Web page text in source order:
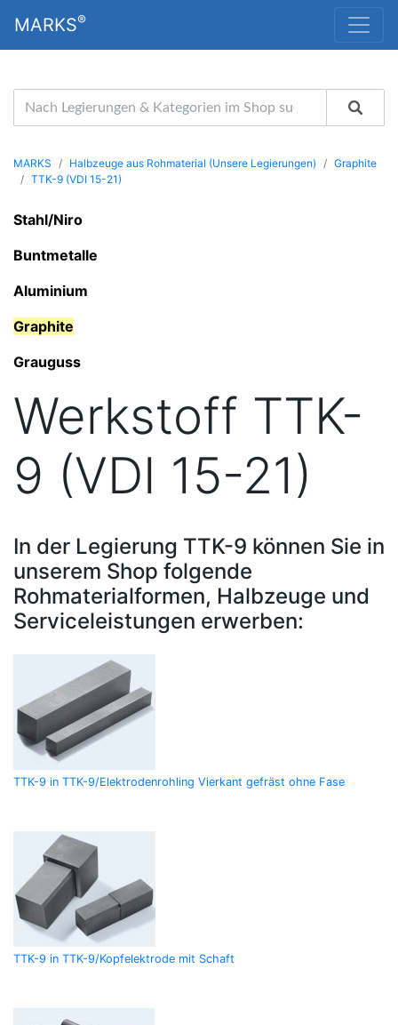
MARKS®
MARKS Halbzeuge aus Rohmaterial (Unsere Legierungen)
Graphite
TTK-9 (VDI 15-21)
Stahl/Niro
Buntmetalle
Aluminium
Graphite
Grauguss
Werkstoff TTK-
9 (VDI 15-21)
In der Legierung TTK-9 können Sie in
unserem Shop folgende
Rohmaterialformen, Halbzeuge und
Serviceleistungen erwerben:
TTK-9 in TTK-9/Elektrodenrohling Vierkant gefräst ohne Fase
TTK-9 in TTK-9/Kopfelektrode mit Schaft